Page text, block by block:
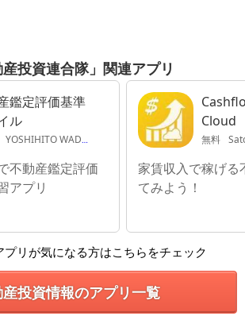
産投資連合隊」関連アプリ
鑑定評価基準
ル
YOSHIHITO WADA
不動産鑑定評価
アプリ
Cloud
無料
家賃収入で稼げる
てみよう！
プリが気になる方はこちらをチェック
投資情報のアプリ一覧